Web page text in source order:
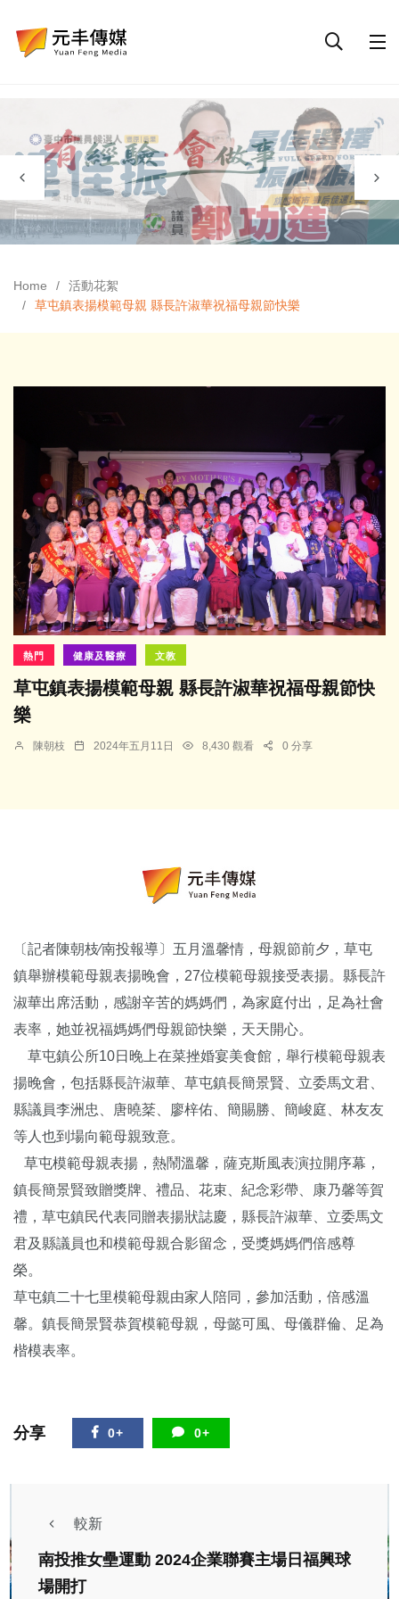
Home
活動花絮
草屯鎮表揚模範母親 縣長許淑華祝福母親節快樂
熱門 健康及醫療 文教
草屯鎮表揚模範母親 縣長許淑華祝福母親節快
樂
陳朝枝 2024年五月11日 8,430 觀看 0 分享
〔記者陳朝枝∕南投報導〕五月溫馨情，母親節前夕，草屯
鎮舉辦模範母親表揚晚會，27位模範母親接受表揚。縣長許
淑華出席活動，感謝辛苦的媽媽們，為家庭付出，足為社會
表率，她並祝福媽媽們母親節快樂，天天開心。
草屯鎮公所10日晚上在菜挫婚宴美食館，舉行模範母親表
揚晚會，包括縣長許淑華、草屯鎮長簡景賢、立委馬文君、
縣議員李洲忠、唐曉棻、廖梓佑、簡賜勝、簡峻庭、林友友
等人也到場向範母親致意。
草屯模範母親表揚，熱鬧溫馨，薩克斯風表演拉開序幕，
鎮長簡景賢致贈獎牌、禮品、花束、紀念彩帶、康乃馨等賀
禮，草屯鎮民代表同贈表揚狀誌慶，縣長許淑華、立委馬文
君及縣議員也和模範母親合影留念，受獎媽媽們倍感尊
榮。
草屯鎮二十七里模範母親由家人陪同，參加活動，倍感溫
馨。鎮長簡景賢恭賀模範母親，母懿可風、母儀群倫、足為
楷模表率。
分享 0+ 0+
較新
南投推女壘運動 2024企業聯賽主場日福興球
場開打